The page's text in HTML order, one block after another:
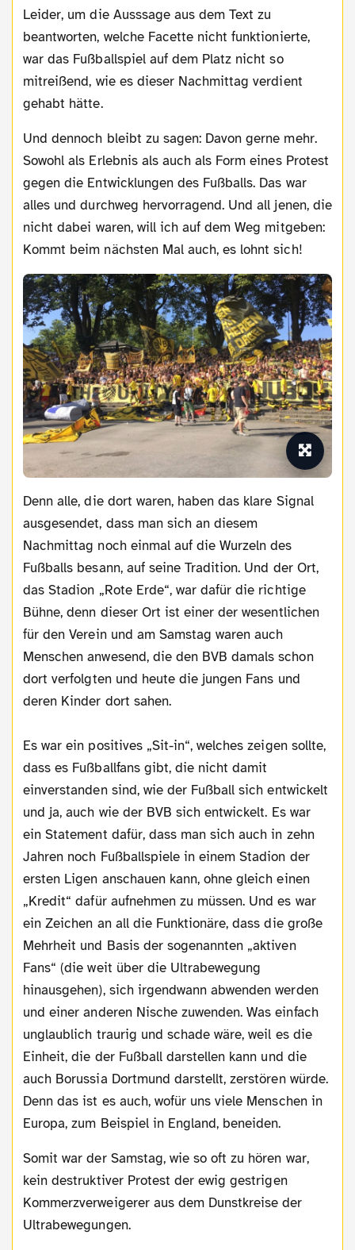
Leider, um die Ausssage aus dem Text zu
beantworten, welche Facette nicht funktionierte,
war das Fußballspiel auf dem Platz nicht so
mitreißend, wie es dieser Nachmittag verdient
gehabt hätte.
Und dennoch bleibt zu sagen: Davon gerne mehr.
Sowohl als Erlebnis als auch als Form eines Protest
gegen die Entwicklungen des Fußballs. Das war
alles und durchweg hervorragend. Und all jenen, die
nicht dabei waren, will ich auf dem Weg mitgeben:
Kommt beim nächsten Mal auch, es lohnt sich!
Denn alle, die dort waren, haben das klare Signal
ausgesendet, dass man sich an diesem
Nachmittag noch einmal auf die Wurzeln des
Fußballs besann, auf seine Tradition. Und der Ort,
das Stadion „Rote Erde“, war dafür die richtige
Bühne, denn dieser Ort ist einer der wesentlichen
für den Verein und am Samstag waren auch
Menschen anwesend, die den BVB damals schon
dort verfolgten und heute die jungen Fans und
deren Kinder dort sahen.
Es war ein positives „Sit-in“, welches zeigen sollte,
dass es Fußballfans gibt, die nicht damit
einverstanden sind, wie der Fußball sich entwickelt
und ja, auch wie der BVB sich entwickelt. Es war
ein Statement dafür, dass man sich auch in zehn
Jahren noch Fußballspiele in einem Stadion der
ersten Ligen anschauen kann, ohne gleich einen
„Kredit“ dafür aufnehmen zu müssen. Und es war
ein Zeichen an all die Funktionäre, dass die große
Mehrheit und Basis der sogenannten „aktiven
Fans“ (die weit über die Ultrabewegung
hinausgehen), sich irgendwann abwenden werden
und einer anderen Nische zuwenden. Was einfach
unglaublich traurig und schade wäre, weil es die
Einheit, die der Fußball darstellen kann und die
auch Borussia Dortmund darstellt, zerstören würde.
Denn das ist es auch, wofür uns viele Menschen in
Europa, zum Beispiel in England, beneiden.
Somit war der Samstag, wie so oft zu hören war,
kein destruktiver Protest der ewig gestrigen
Kommerzverweigerer aus dem Dunstkreise der
Ultrabewegungen.